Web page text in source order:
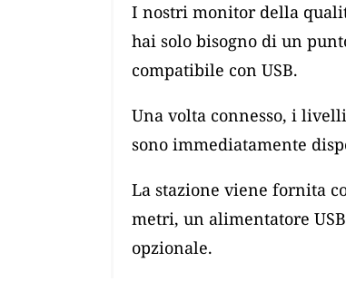
I nostri monitor della
hai solo bisogno di un
compatibile con USB.
Una volta connesso, i
sono immediatamente
La stazione viene fornita
metri, un alimentatore
opzionale.